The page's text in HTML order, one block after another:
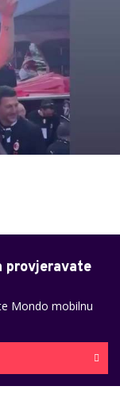
provjeravate
Mondo mobilnu